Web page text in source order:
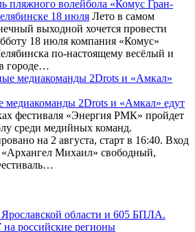
пляжного волейбола «Комус Гран-
18 июля Лето в самом
выходной хочется провести
18 июля компания «Комус»
по-настоящему весёлый и
городе…
медиакоманды 2Drots и «Амкал» едут
фестиваля «Энергия РМК» пройдет
среди медийных команд.
на 2 августа, старт в 16:40. Вход
Михаил» свободный,